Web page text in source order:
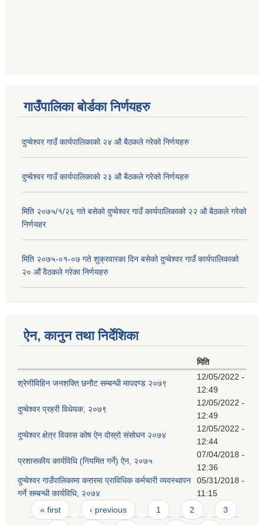
गाउँपालिका बोर्डका निर्णयहरु
दुप्चेश्वर गाउँ कार्यपालिकाको २४ औ बैठकले गरेको निर्णयहरु
दुप्चेश्वर गाउँ कार्यपालिकाको २३ औ बैठकले गरेको निर्णयहरु
मिति २०७५/१/२६ गते बसेको दुप्चेश्वर गाउँ कार्यपालिकाको २२ औ बैठकले गरेको
निर्णयहर
मिति २०७५-०१-०७ गते शुक्रवारका दिन बसेको दुप्चेश्वर गाउँ कार्यपालिकाको
२० औं वैठकले गरेका निर्णयहरु
ऐन, कानुन तथा निर्देशिका
मिति
श्रेणीविहिन जनशक्ति छनौट सम्बन्धी मापदण्ड २०७९
12/05/2022 -
12:49
दुप्चेश्वर प्रहरी विधेयक, २०७९
12/05/2022 -
12:49
दुप्चेश्वर क्षेत्र विकास कोष ऐन दोस्रो संसोधन २०७४
12/05/2022 -
12:44
प्रशासकीय कार्यविधि (नियमित गर्ने) ऐन, २०७५
07/04/2018 -
12:36
दुप्चेश्वर गाउँपालिकामा करारमा प्राविधिक कर्मचारी व्यवस्थापन
गर्ने सम्बन्धी कार्यविधि, २०७४
05/31/2018 -
11:15
Pages
« first ‹ previous 1 2 3